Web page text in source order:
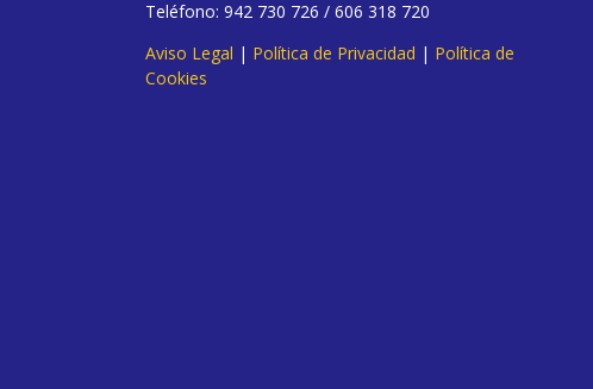
Teléfono: 942 730 726 / 606 318 720
Aviso Legal | Política de Privacidad | Política de
Cookies